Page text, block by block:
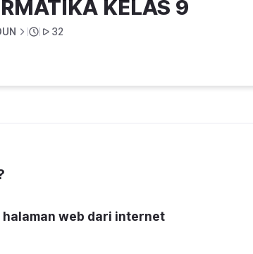
KELAS 9
32
halaman web dari internet